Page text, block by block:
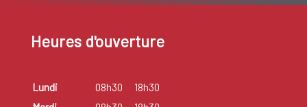
Heures d'ouverture
Lundi 08h30
18h30